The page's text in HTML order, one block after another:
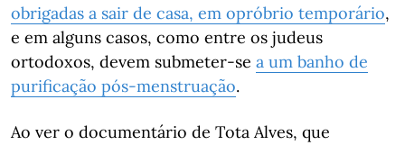
obrigadas a sair de casa, em opróbrio temporário,
e em alguns casos, como entre os judeus
ortodoxos, devem submeter-se a um banho de
purificação pós-menstruação.
Ao ver o documentário de Tota Alves, que